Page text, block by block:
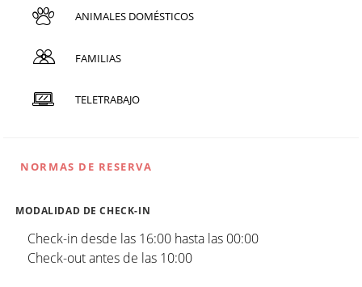
ANIMALES DOMÉSTICOS
FAMILIAS
TELETRABAJO
NORMAS DE RESERVA
MODALIDAD DE CHECK-IN
Check-in desde las 16:00 hasta las 00:00
Check-out antes de las 10:00